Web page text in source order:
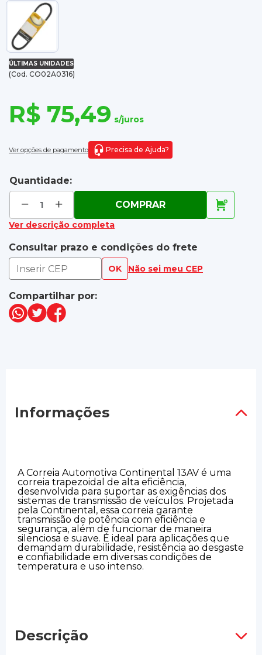
ÚLTIMAS UNIDADES
(Cod. CO02A0316)
R$ 75,49 s/juros
Ver opções de pagamento Precisa de Ajuda?
Quantidade:
COMPRAR
Ver descrição completa
Consultar prazo e condições do frete
OK Não sei meu CEP
Compartilhar por:
Informações
A Correia Automotiva Continental 13AV é uma
correia trapezoidal de alta eficiência,
desenvolvida para suportar as exigências dos
sistemas de transmissão de veículos. Projetada
pela Continental, essa correia garante
transmissão de potência com eficiência e
segurança, além de funcionar de maneira
silenciosa e suave. É ideal para aplicações que
demandam durabilidade, resistência ao desgaste
e confiabilidade em diversas condições de
temperatura e uso intenso.
Descrição